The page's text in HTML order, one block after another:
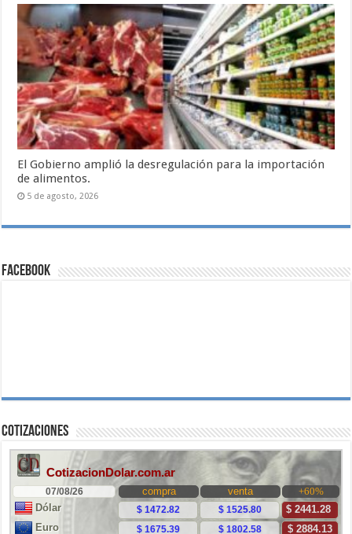
El Gobierno amplió la desregulación para la importación
de alimentos.
5 de agosto, 2026
Facebook
Cotizaciones